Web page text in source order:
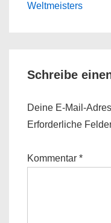
Weltmeisters
Schreibe
Deine E-Mail-
Erforderliche
Kommentar *